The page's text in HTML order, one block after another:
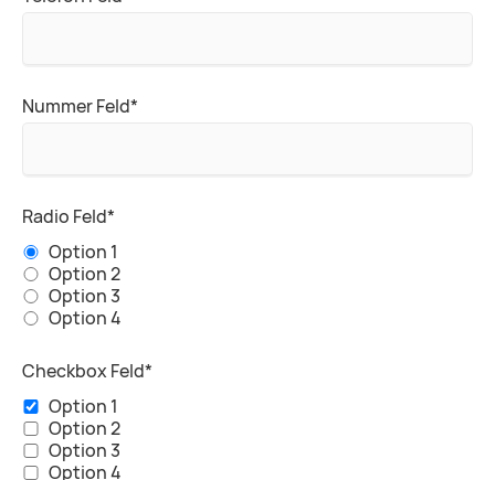
Pflichtfeld
Nummer Feld*
Pflichtfeld
Radio Feld*
Option 1
Option 2
Option 3
Option 4
Pflichtfeld
Checkbox Feld*
Option 1
Option 2
Option 3
Option 4